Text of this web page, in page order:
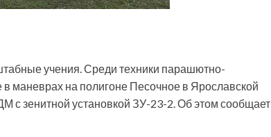
учения. Среди техники парашютно-
в маневрах на полигоне Песочное в Ярославской
с зенитной установкой ЗУ-23-2. Об этом сообщает